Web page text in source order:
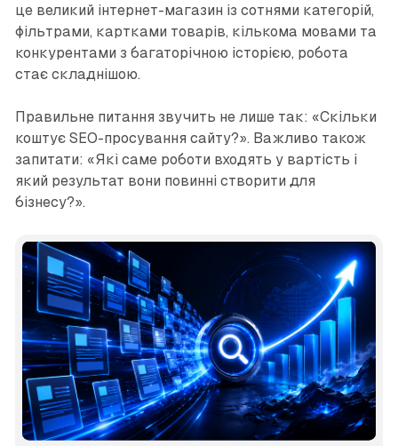
це великий інтернет-магазин із сотнями категорій,
фільтрами, картками товарів, кількома мовами та
конкурентами з багаторічною історією, робота
стає складнішою.
Правильне питання звучить не лише так: «Скільки
коштує SEO-просування сайту?». Важливо також
запитати: «Які саме роботи входять у вартість і
який результат вони повинні створити для
бізнесу?».